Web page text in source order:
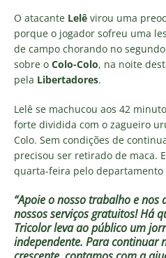
O atacante Lelê virou uma
porque o jogador sofreu uma
de campo chorando no
sobre o Colo-Colo, na noite
pela Libertadores.
Lelê se machucou aos 42
forte dividida com o zagueiro
Colo. Sem condições de
precisou ser retirado de maca.
quarta-feira pelo departamento
“Apoie o nosso trabalho e
nossos serviços gratuitos!Há
Tricolor leva ao público um
independente. Para continuar